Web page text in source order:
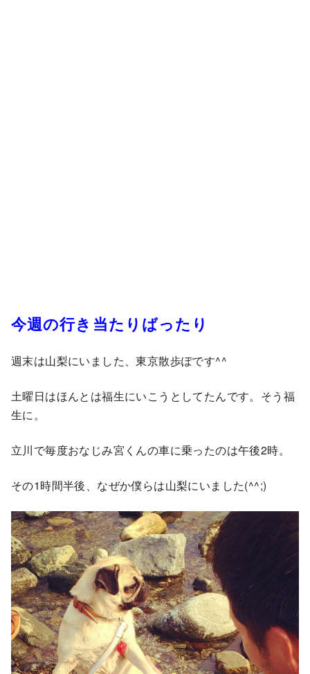
今週の行き当たりばったり
週末は山梨にいました、東京散歩ぽです^^
土曜日はほんとは福生にいこうとしてたんです。そう福
生に。
立川で毎度おなじみ宮くんの車に乗ったのは午後2時。
その1時間半後、なぜか僕らは山梨にいました(^^;)